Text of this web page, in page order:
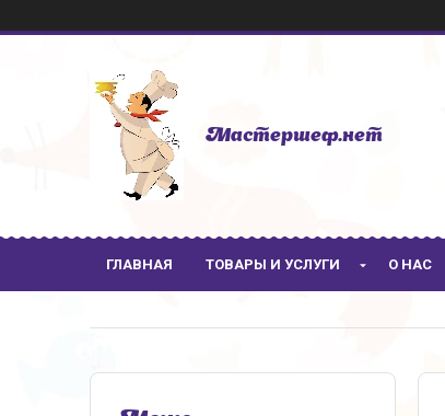
Мастершеф.нет
ГЛАВНАЯ ТОВАРЫ И УСЛУГИ О НАС